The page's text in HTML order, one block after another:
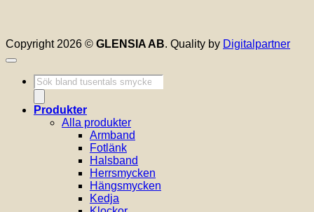
Copyright 2026 © GLENSIA AB. Quality by Digitalpartner
Produktsökning
Produkter
Alla produkter
Armband
Fotlänk
Halsband
Herrsmycken
Hängsmycken
Kedja